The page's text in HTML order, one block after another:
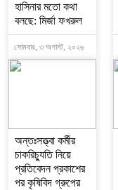
হাসিনার মতো কথা
বলছে: মির্জা ফখরুল
সোমবার, ৩ অগাস্ট, ২০২৬
অন্তঃসত্ত্বা কর্মীর
চাকরিচ্যুতি নিয়ে
প্রতিবেদন প্রকাশের
পর কৃষিবিদ গ্রুপের